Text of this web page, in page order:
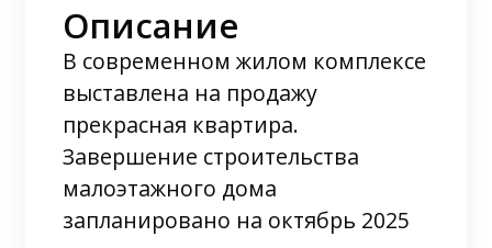
Описание
В современном жилом комплексе
выставлена на продажу
прекрасная квартира.
Завершение строительства
малоэтажного дома
запланировано на октябрь 2025